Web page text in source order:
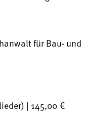
für Bau- und
| 145,00 €